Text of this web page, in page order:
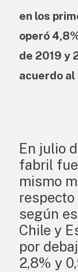
en los
operó
de 2019 y
acuerdo al
En julio
fabril
mismo
respecto
según
Chile y
por
2,8% y